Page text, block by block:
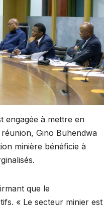
engagée à mettre en
Gino Buhendwa
minière bénéficie à
que le
« Le secteur minier est